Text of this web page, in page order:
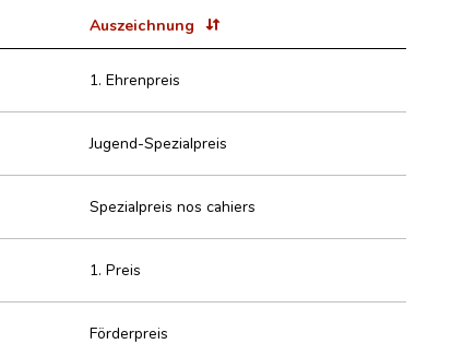
Auszeichnung
1. Ehrenpreis
Jugend-Spezialpreis
Spezialpreis nos cahiers
1. Preis
Förderpreis